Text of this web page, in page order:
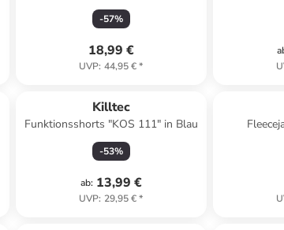
-57%
18,99 €
UVP: 44,95 €*
Killtec
Funktionsshorts "KOS 111" in Blau
-53%
ab: 13,99 €
UVP: 29,95 €*